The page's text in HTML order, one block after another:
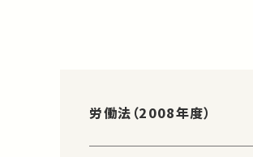
労働法（2008年度）